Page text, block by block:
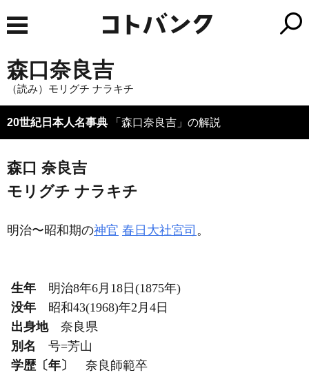
森口奈良吉
（読み）モリグチ ナラキチ
20世紀日本人名事典 「森口奈良吉」の解説
森口 奈良吉
モリグチ ナラキチ
明治〜昭和期の神官 春日大社宮司 。
生年
明治8年6月18日(1875年)
没年
昭和43(1968)年2月4日
出身地
奈良県
別名
号=芳山
学歴〔年〕
奈良師範卒